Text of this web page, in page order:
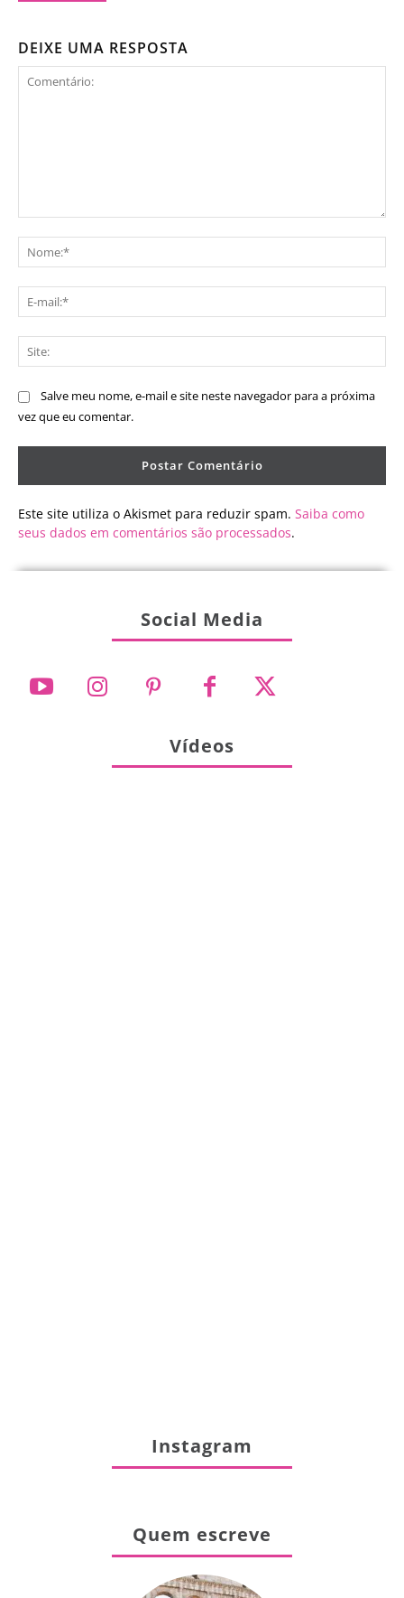
DEIXE UMA RESPOSTA
Salve meu nome, e-mail e site neste navegador para a próxima
vez que eu comentar.
Este site utiliza o Akismet para reduzir spam. Saiba como
seus dados em comentários são processados.
Social Media
Vídeos
Instagram
Quem escreve